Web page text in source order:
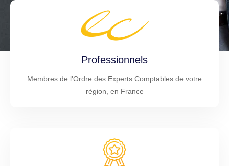
Professionnels
Membres de l'Ordre des Experts Comptables de votre
région, en France